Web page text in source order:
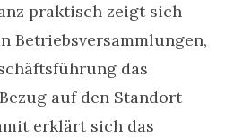
praktisch zeigt sich
Betriebsversammlungen,
das
auf den Standort
erklärt sich das